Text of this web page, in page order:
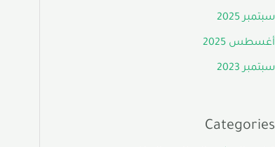
سبتمبر 2025
أغسطس 2025
سبتمبر 2023
Categories